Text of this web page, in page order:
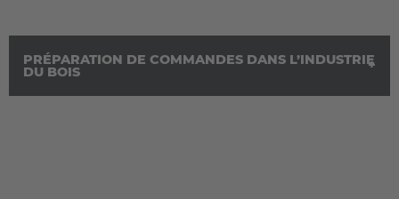
English
Italia
PRÉPARATION DE COMMANDES DANS L’INDUSTRIE
DU BOIS